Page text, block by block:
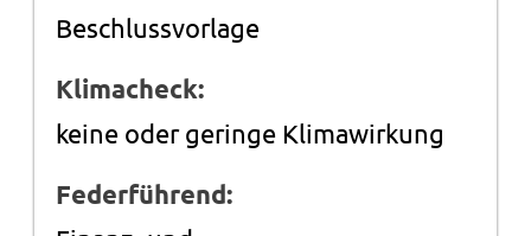
Beschlussvorlage
Klimacheck:
keine oder geringe Klimawirkung
Federführend: